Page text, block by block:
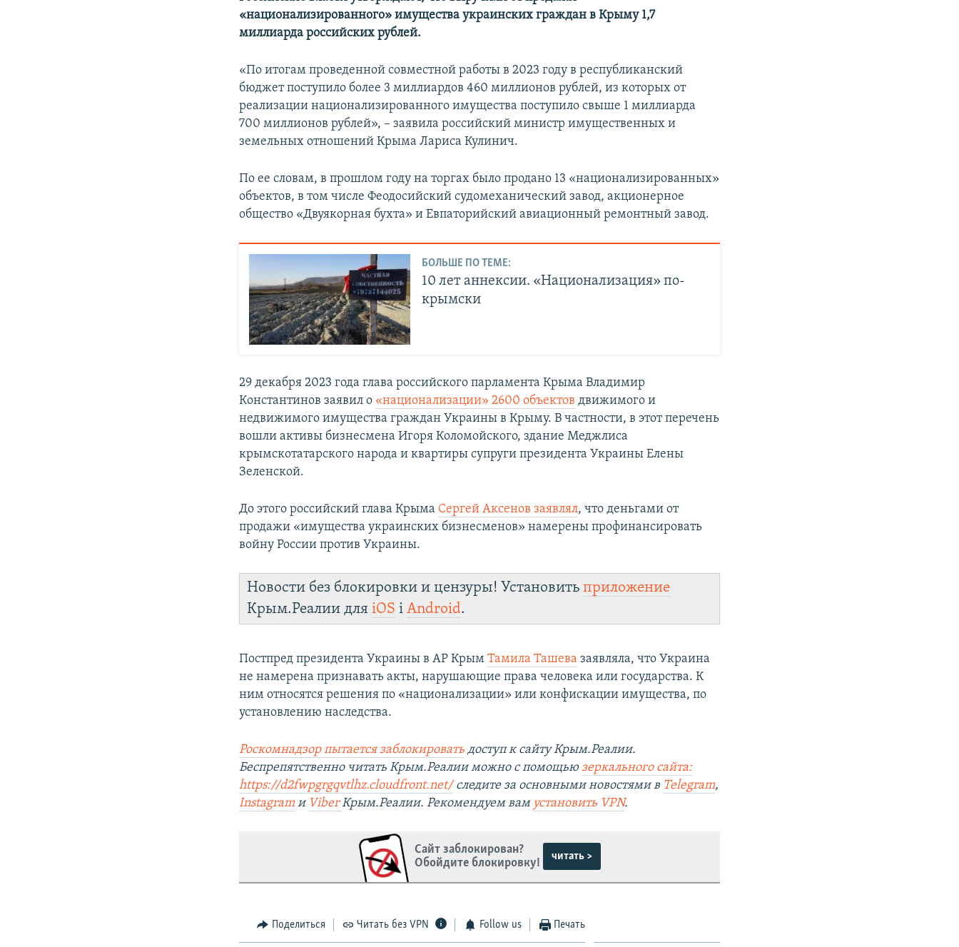
«национализированного» имущества украинских граждан в Крыму 1,7
миллиарда российских рублей.
«По итогам проведенной совместной работы в 2023 году в республиканский
бюджет поступило более 3 миллиардов 460 миллионов рублей, из которых от
реализации национализированного имущества поступило свыше 1 миллиарда
700 миллионов рублей», – заявила российский министр имущественных и
земельных отношений Крыма Лариса Кулинич.
По ее словам, в прошлом году на торгах было продано 13 «национализированных»
объектов, в том числе Феодосийский судомеханический завод, акционерное
общество «Двуякорная бухта» и Евпаторийский авиационный ремонтный завод.
БОЛЬШЕ ПО ТЕМЕ:
10 лет аннексии. «Национализация» по-
крымски
29 декабря 2023 года глава российского парламента Крыма Владимир
Константинов заявил о «национализации» 2600 объектов движимого и
недвижимого имущества граждан Украины в Крыму. В частности, в этот перечень
вошли активы бизнесмена Игоря Коломойского, здание Меджлиса
крымскотатарского народа и квартиры супруги президента Украины Елены
Зеленской.
До этого российский глава Крыма Сергей Аксенов заявлял, что деньгами от
продажи «имущества украинских бизнесменов» намерены профинансировать
войну России против Украины.
Новости без блокировки и цензуры! Установитьприложение
Крым.Реалии дляiOS іAndroid.
Постпред президента Украины в АР КрымТамила Ташева заявляла, что Украина
не намерена признавать акты, нарушающие права человека или государства. К
ним относятся решения по «национализации» или конфискации имущества, по
установлению наследства.
Роскомнадзор пытается заблокировать доступ к сайту Крым.Реалии.
Беспрепятственно читать Крым.Реалии можно с помощьюзеркального сайта:
https://d2fwpgrgqvtlhz.cloudfront.net/следите за основными новостями в Telegram,
Instagram и ViberКрым.Реалии. Рекомендуем вам установить VPN.
Сайт заблокирован?
Обойдите блокировку!
читать >
Поделиться Читать без VPN Follow us Печать